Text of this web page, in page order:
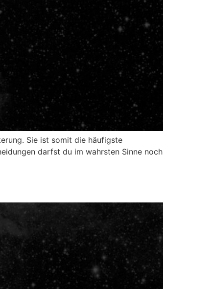
Sie ist somit die häufigste
darfst du im wahrsten Sinne noch